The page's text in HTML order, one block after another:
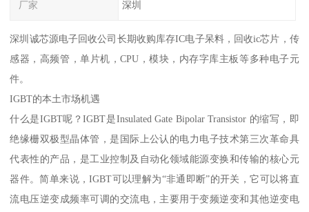
厂家 深圳
深圳诚芯源电子回收公司长期收购库存IC电子呆料，回收ic芯片，传
感器，高频管，单片机，CPU，模块，内存字库主板等多种电子元
件。
IGBT的本土市场机遇
什么是IGBT呢？IGBT是Insulated Gate Bipolar Transistor 的缩写，即
绝缘栅双极型晶体管，是国际上公认的电力电子技术第三次革命具
代表性的产品，是工业控制及自动化领域能源变换和传输的核心元
器件。简单来说，IGBT可以理解为“非通即断”的开关，它可以将直
流电压逆变成频率可调的交流电，主要用于变频逆变和其他逆变电